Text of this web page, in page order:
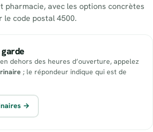
pharmacie, avec les options concrètes
le code postal 4500.
dehors des heures d’ouverture, appelez
; le répondeur indique qui est de
→